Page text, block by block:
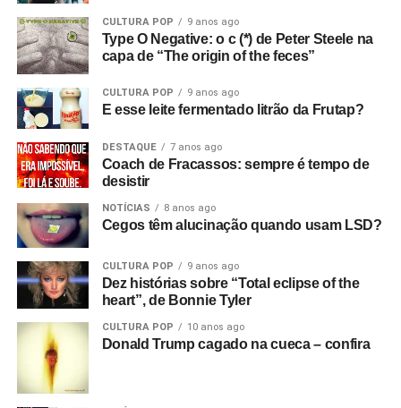
CULTURA POP 9 anos ago
Type O Negative: o c (*) de Peter Steele na
capa de “The origin of the feces”
CULTURA POP 9 anos ago
E esse leite fermentado litrão da Frutap?
DESTAQUE 7 anos ago
Coach de Fracassos: sempre é tempo de
desistir
NOTÍCIAS 8 anos ago
Cegos têm alucinação quando usam LSD?
CULTURA POP 9 anos ago
Dez histórias sobre “Total eclipse of the
heart”, de Bonnie Tyler
CULTURA POP 10 anos ago
Donald Trump cagado na cueca – confira